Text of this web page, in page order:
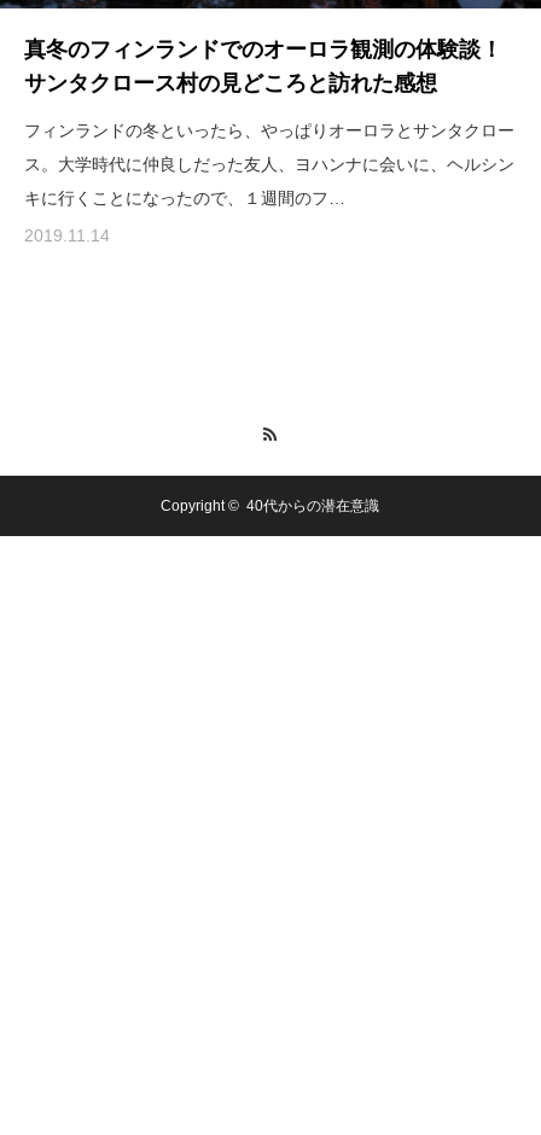
真冬のフィンランドでのオーロラ観測の体験談！
サンタクロース村の見どころと訪れた感想
フィンランドの冬といったら、やっぱりオーロラとサンタクロー
ス。大学時代に仲良しだった友人、ヨハンナに会いに、ヘルシン
キに行くことになったので、１週間のフ…
2019.11.14
Copyright ©40代からの潜在意識